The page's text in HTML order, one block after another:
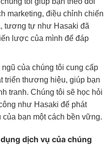
marketing, điều chỉnh chiến
tương tự như Hasaki đã
lược của mình để đáp
của chúng tôi cung cấp
triển thương hiệu, giúp bạn
tranh. Chúng tôi sẽ học hỏi
như Hasaki để phát
bạn một cách bền vững.
dịch vụ của chúng